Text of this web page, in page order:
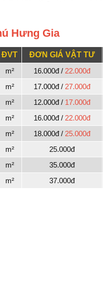
Hưng Gia
ĐVT ĐƠN GIÁ VẬT TƯ
m² 16.000đ / 22.000đ
m² 17.000đ / 27.000đ
m² 12.000đ / 17.000đ
m² 16.000đ / 22.000đ
m² 18.000đ / 25.000đ
m² 25.000đ
m² 35.000đ
m² 37.000đ